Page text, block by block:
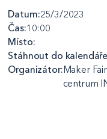
Datum:25/3/2023
Čas:10:00
Místo:
Stáhnout do
Organizátor:Maker
centrum